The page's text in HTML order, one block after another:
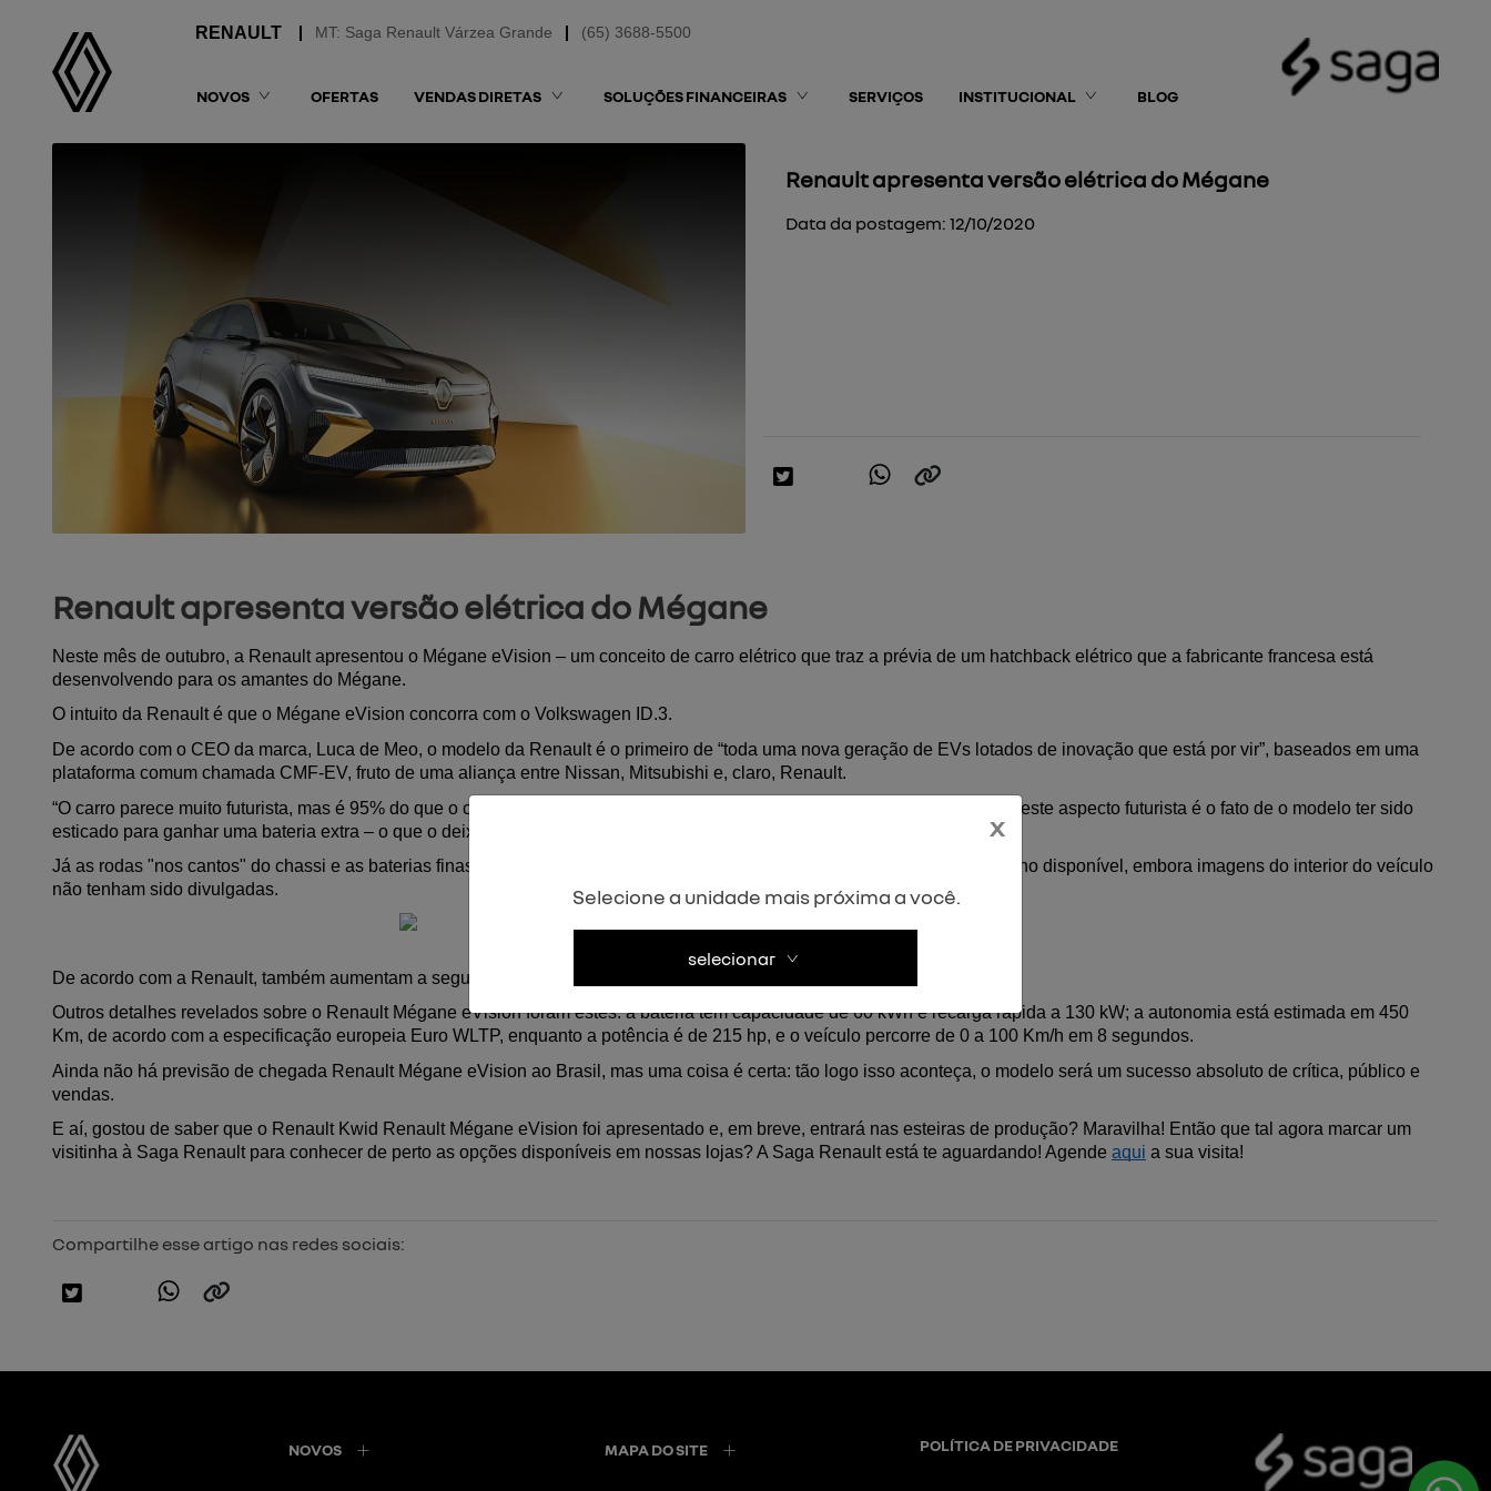
(65) 3688-5500
MT: Saga Renault Várzea Grande
NOVOS OFERTAS VENDAS DIRETAS SOLUÇÕES FINANCEIRAS SERVIÇOS INSTITUCIONAL BLOG
Renault apresenta versão elétrica do Mégane
Data da postagem: 12/10/2020
Renault apresenta versão elétrica do Mégane
Neste mês de outubro, a Renault apresentou o Mégane eVision – um conceito de carro elétrico que traz a prévia de um hatchback elétrico que a fabricante francesa está
desenvolvendo para os amantes do Mégane.
O intuito da Renault é que o Mégane eVision concorra com o Volkswagen ID.3.
De acordo com o CEO da marca, Luca de Meo, o modelo da Renault é o primeiro de “toda uma nova geração de EVs lotados de inovação que está por vir”, baseados em uma
plataforma comum chamada CMF-EV, fruto de uma aliança entre Nissan, Mitsubishi e, claro, Renault.
“O carro parece muito futurista, mas é 95% do que o carro de produção será”, completou Luca de Meo. O que contribui para este aspecto futurista é o fato de o modelo ter sido
esticado para ganhar uma bateria extra – o que o deixou parecido com o Morphoz, conceito de carro “transformer”.
Já as rodas "nos cantos" do chassi e as baterias finas, com apenas 11 cm de altura, contribuem para ampliar o espaço interno disponível, embora imagens do interior do veículo
não tenham sido divulgadas.
De acordo com a Renault, também aumentam a segurança, já que fazem parte da estrutura do carro e a reforçam.
Outros detalhes revelados sobre o Renault Mégane eVision foram estes: a bateria tem capacidade de 60 kWh e recarga rápida a 130 kW; a autonomia está estimada em 450
Km, de acordo com a especificação europeia Euro WLTP, enquanto a potência é de 215 hp, e o veículo percorre de 0 a 100 Km/h em 8 segundos.
Ainda não há previsão de chegada Renault Mégane eVision ao Brasil, mas uma coisa é certa: tão logo isso aconteça, o modelo será um sucesso absoluto de crítica, público e
vendas.
E aí, gostou de saber que o Renault Kwid Renault Mégane eVision foi apresentado e, em breve, entrará nas esteiras de produção? Maravilha! Então que tal agora marcar um
visitinha à Saga Renault para conhecer de perto as opções disponíveis em nossas lojas? A Saga Renault está te aguardando! Agende aqui a sua visita!
Compartilhe esse artigo nas redes sociais:
NOVOS MAPA DO SITE POLÍTICA DE PRIVACIDADE
x
Selecione a unidade mais próxima a você.
selecionar